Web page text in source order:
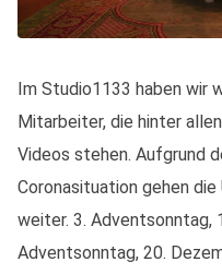
Im Studio1133 haben wir
Mitarbeiter, die hinter
Videos stehen. Aufgrund
Coronasituation gehen
weiter. 3. Adventsonntag,
Adventsonntag, 20.